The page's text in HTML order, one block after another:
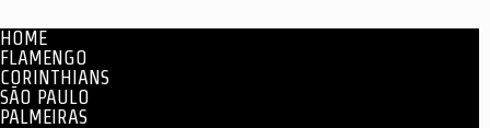
HOME
FLAMENGO
CORINTHIANS
SÃO PAULO
PALMEIRAS